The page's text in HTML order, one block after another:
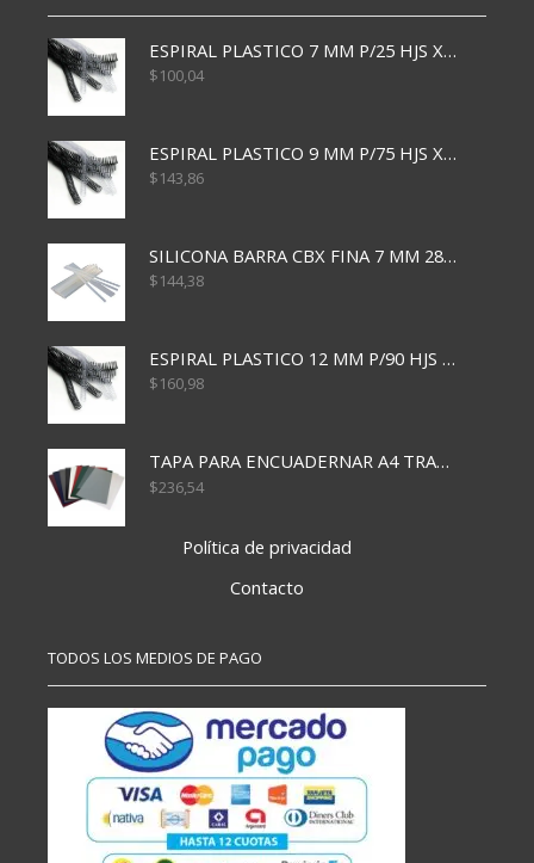
ESPIRAL PLASTICO 7 MM P/25 HJS X50x3000
$100,04
ESPIRAL PLASTICO 9 MM P/75 HJS X50X2400
$143,86
SILICONA BARRA CBX FINA 7 MM 28 CM
$144,38
ESPIRAL PLASTICO 12 MM P/90 HJS X50X1500
$160,98
TAPA PARA ENCUADERNAR A4 TRANSP x50x500
$236,54
Política de privacidad
Contacto
TODOS LOS MEDIOS DE PAGO